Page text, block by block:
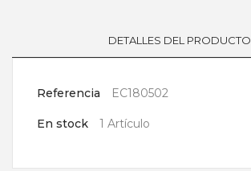
DETALLES DEL PRODUCTO
Referencia EC180502
En stock 1 Artículo